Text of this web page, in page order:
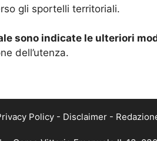
gli sportelli territoriali.
sono indicate le ulteriori
dell’utenza.
Policy - Disclaimer -